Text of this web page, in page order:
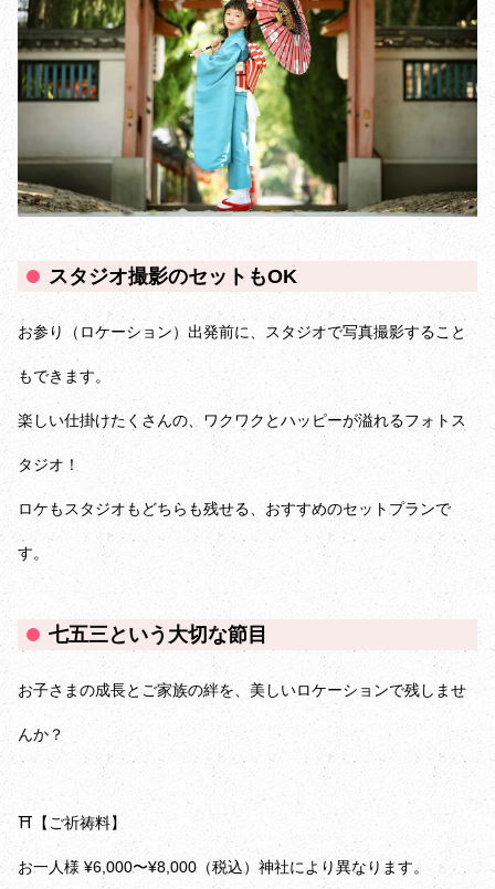
スタジオ撮影のセットもOK
お参り（ロケーション）出発前に、スタジオで写真撮影すること
もできます。
楽しい仕掛けたくさんの、ワクワクとハッピーが溢れるフォトス
タジオ！
ロケもスタジオもどちらも残せる、おすすめのセットプランで
す。
七五三という大切な節目
お子さまの成長とご家族の絆を、美しいロケーションで残しませ
んか？
⛩【ご祈祷料】
お一人様 ¥6,000〜¥8,000（税込）神社により異なります。